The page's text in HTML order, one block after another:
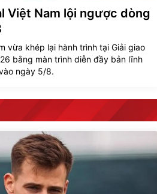
Việt Nam lội ngược dòng
vừa khép lại hành trình tại Giải giao
bằng màn trình diễn đầy bản lĩnh
ngày 5/8.